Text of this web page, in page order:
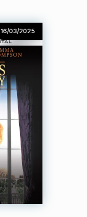
16/03/2025